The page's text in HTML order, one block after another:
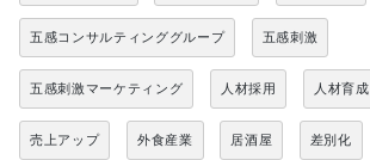
五感コンサルティンググループ 五感刺激
五感刺激マーケティング 人材採用 人材育成
売上アップ 外食産業 居酒屋 差別化